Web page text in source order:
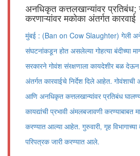
अनधिकृत कत्तलखान्यांवर प्रतिबंध;
करणाऱ्यांवर मकोका अंतर्गत कारवाई
मुंबई : (Ban on Cow Slaughter) गेली अनेक
संघटनांकडून होत असलेल्या गोहत्या बंदीच्या
सरकारने गोवंश संरक्षणाला कायदेशीर बळ
अंतर्गत कारवाईचे निर्देश दिले आहेत.
आणि अनधिकृत कत्तलखान्यांवर प्रतिबंध
कायद्यांची प्रभावी अंमलबजावणी करण्याबाबत
करण्यात आल्या आहेत. गुरुवारी, गृह
परिपत्रक जारी करण्यात आले.